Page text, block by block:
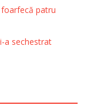
patru
a sechestrat